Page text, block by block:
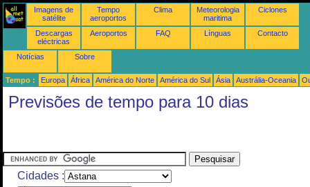
Imagens de
satélite
Tempo
aeroportos
Clima
Meteorologia
maritima
Ciclones
Descargas
eléctricas
Aeroportos FAQ Línguas Contacto
Notícias Sobre
Tempo : Europa África América do Norte América do Sul Ásia Austrália-Oceania
Previsões de tempo para 10 dias
Cidades :